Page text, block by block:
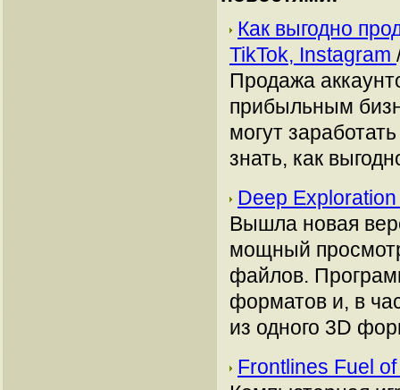
Как выгодно
TikTok, Instagram
Продажа
прибыльным
могут
знать, как
Deep
Вышла новая
мощный
файлов.
форматов и, в
из одного 3D
Frontlines Fuel